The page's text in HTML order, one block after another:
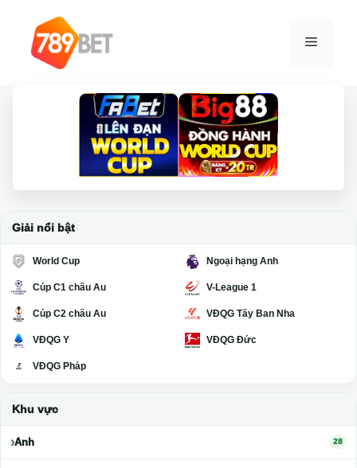
Menu
Giải nổi bật
World Cup Ngoại hạng Anh
Cúp C1 châu Âu V-League 1
Cúp C2 châu Âu VĐQG Tây Ban Nha
VĐQG Ý VĐQG Đức
VĐQG Pháp
Khu vực
Anh 28